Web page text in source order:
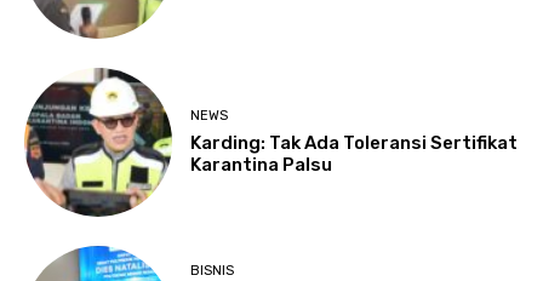
NEWS
Karding: Tak Ada Toleransi Sertifikat
Karantina Palsu
BISNIS